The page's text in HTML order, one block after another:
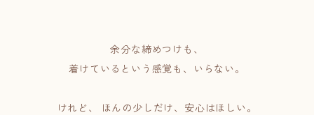
余分な締めつけも、
着けているという感覚も、いらない。
けれど、 ほんの少しだけ、安心はほしい。